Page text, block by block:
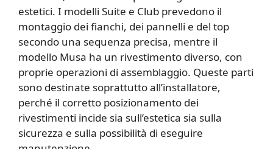
estetici. I modelli Suite e Club prevedono il
montaggio dei fianchi, dei pannelli e del top
secondo una sequenza precisa, mentre il
modello Musa ha un rivestimento diverso, con
proprie operazioni di assemblaggio. Queste parti
sono destinate soprattutto all’installatore,
perché il corretto posizionamento dei
rivestimenti incide sia sull’estetica sia sulla
sicurezza e sulla possibilità di eseguire